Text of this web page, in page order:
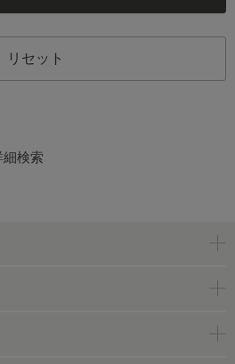
リセット
細検索